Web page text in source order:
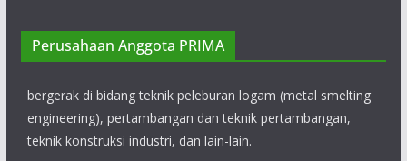
Perusahaan Anggota PRIMA
bergerak di bidang teknik peleburan logam (metal smelting
engineering), pertambangan dan teknik pertambangan,
PT Darma Henwa
Kegiatan utama Perseroan saat ini adalah